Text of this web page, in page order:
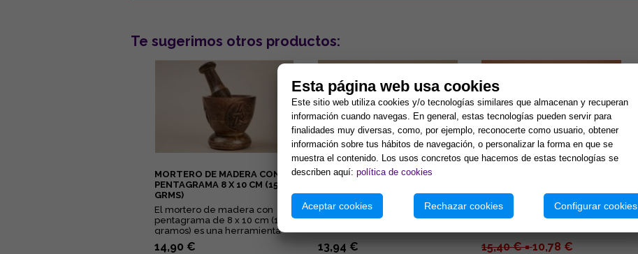
Te sugerimos otros productos:
MORTERO DE MADERA CON
PENTAGRAMA 8 X 10 CM (150
GRMS)
El mortero de madera con
pentagrama de 8 x 10 cm (150
gramos) es una herramienta
esotérica para el uso en alta...
14,90 €
INCENSARIO BOL GRABADO
...
13,94 €
...
15,40 € =10,78 €
Esta página web usa cookies
Este sitio web utiliza cookies y/o tecnologías similares que almacenan y recuperan
información cuando navegas. En general, estas tecnologías pueden servir para
finalidades muy diversas, como, por ejemplo, reconocerte como usuario, obtener
información sobre tus hábitos de navegación, o personalizar la forma en que se
muestra el contenido. Los usos concretos que hacemos de estas tecnologías se
describen aquí: política de cookies
Aceptar cookies Rechazar cookies Configurar cookies